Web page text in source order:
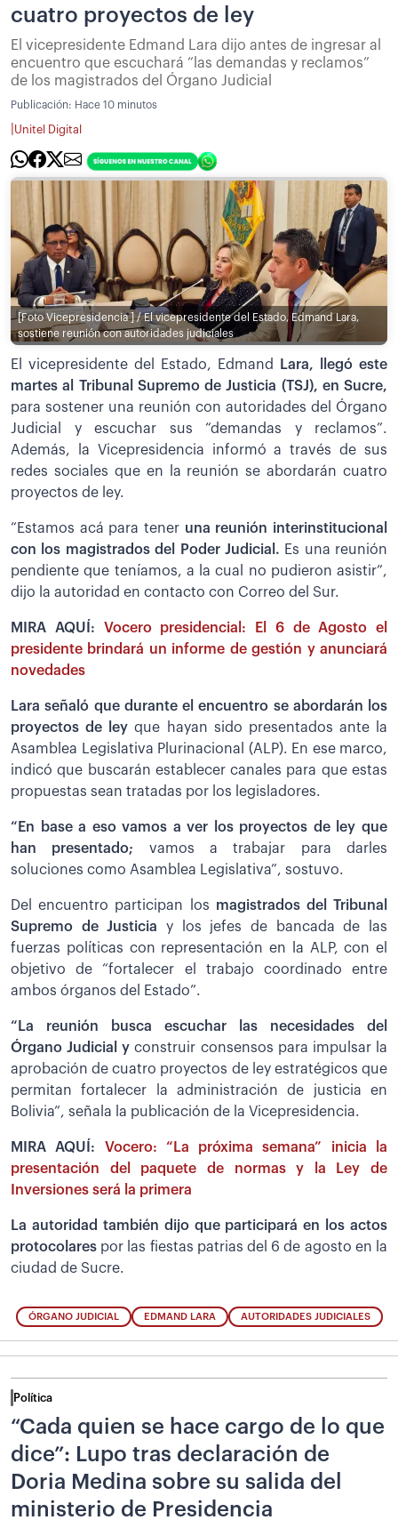
cuatro proyectos de ley
El vicepresidente Edmand Lara dijo antes de ingresar al
encuentro que escuchará “las demandas y reclamos”
de los magistrados del Órgano Judicial
Publicación: Hace 10 minutos
Unitel Digital
[Foto Vicepresidencia ] / El vicepresidente del Estado, Edmand Lara,
sostiene reunión con autoridades judiciales
El vicepresidente del Estado, Edmand
Lara, llegó este
martes al Tribunal Supremo de Justicia (TSJ), en Sucre,
para sostener una reunión con autoridades del Órgano
Judicial y escuchar sus “demandas y reclamos”.
Además, la Vicepresidencia informó a través de sus
redes sociales que en la reunión se abordarán cuatro
proyectos de ley.
“Estamos acá para tener una reunión interinstitucional
con los magistrados del Poder Judicial. Es una reunión
pendiente que teníamos, a la cual no pudieron asistir”,
dijo la autoridad en contacto con Correo del Sur.
MIRA AQUÍ: Vocero presidencial: El 6 de Agosto el
presidente brindará un informe de gestión y anunciará
novedades
Lara señaló que durante el encuentro se abordarán los
proyectos de leyque hayan sido presentados ante la
Asamblea Legislativa Plurinacional (ALP). En ese marco,
indicó que buscarán establecer canales para que estas
propuestas sean tratadas por los legisladores.
“En base a eso vamos a ver los proyectos de ley que
han presentado; vamos a trabajar para darles
soluciones como Asamblea Legislativa”, sostuvo.
Del encuentro participan los magistrados del Tribunal
Supremo de Justicia y los jefes de bancada de las
fuerzas políticas con representación en la ALP, con el
objetivo de “fortalecer el trabajo coordinado entre
ambos órganos del Estado”.
“La reunión busca escuchar las necesidades del
Órgano Judicial y construir consensos para impulsar la
aprobación de cuatro proyectos de ley estratégicos que
permitan fortalecer la administración de justicia en
Bolivia”, señala la publicación de la Vicepresidencia.
MIRA AQUÍ: Vocero: “La próxima semana” inicia la
presentación del paquete de normas y la Ley de
Inversiones será la primera
La autoridad también dijo que participará en los actos
protocolares por las fiestas patrias del 6 de agosto en la
ciudad de Sucre.
ÓRGANO JUDICIAL EDMAND LARA AUTORIDADES JUDICIALES
Política
“Cada quien se hace cargo de lo que
dice”: Lupo tras declaración de
Doria Medina sobre su salida del
ministerio de Presidencia